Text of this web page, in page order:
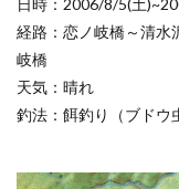
日時：2006/8/5(土
経路：恋ノ岐橋～清水
岐橋
天気：晴れ
釣法：餌釣り（ブドウ